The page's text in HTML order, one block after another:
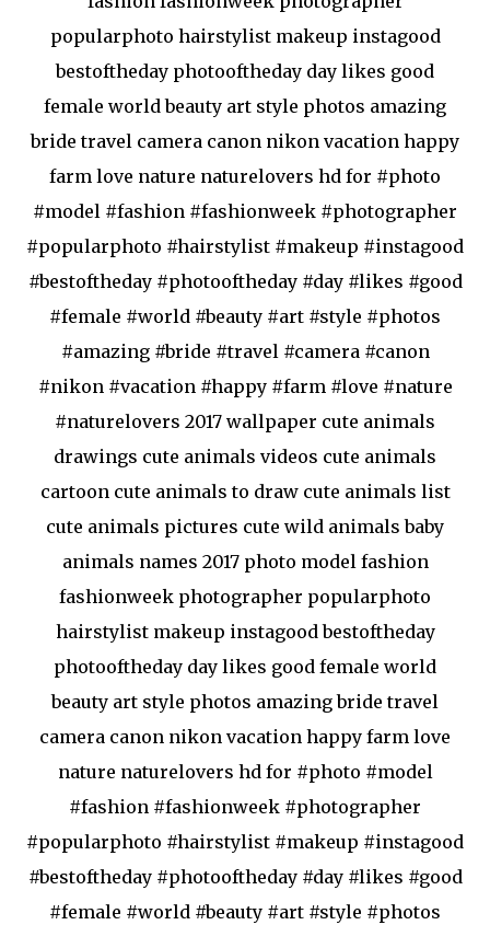
popularphoto hairstylist makeup instagood
bestoftheday photooftheday day likes good
female world beauty art style photos amazing
bride travel camera canon nikon vacation happy
farm love nature naturelovers hd for #photo
#model #fashion #fashionweek #photographer
#popularphoto #hairstylist #makeup #instagood
#bestoftheday #photooftheday #day #likes #good
#female #world #beauty #art #style #photos
#amazing #bride #travel #camera #canon
#nikon #vacation #happy #farm #love #nature
#naturelovers 2017 wallpaper cute animals
drawings cute animals videos cute animals
cartoon cute animals to draw cute animals list
cute animals pictures cute wild animals baby
animals names 2017 photo model fashion
fashionweek photographer popularphoto
hairstylist makeup instagood bestoftheday
photooftheday day likes good female world
beauty art style photos amazing bride travel
camera canon nikon vacation happy farm love
nature naturelovers hd for #photo #model
#fashion #fashionweek #photographer
#popularphoto #hairstylist #makeup #instagood
#bestoftheday #photooftheday #day #likes #good
#female #world #beauty #art #style #photos